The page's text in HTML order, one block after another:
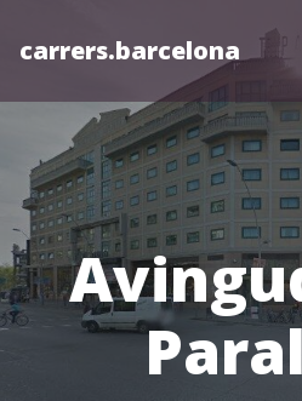
carrers.barcelona